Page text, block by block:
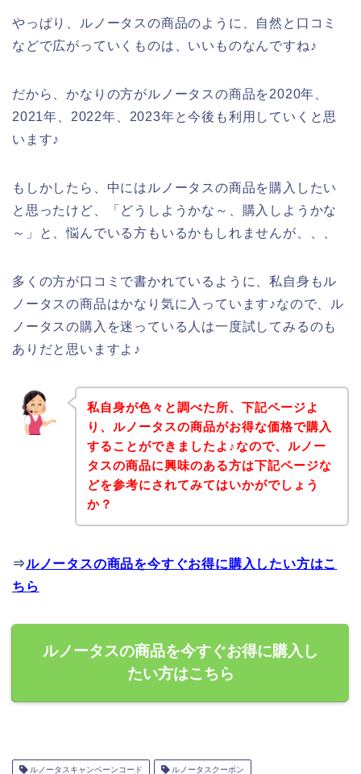
やっぱり、ルノータスの商品のように、自然と口コミ
などで広がっていくものは、いいものなんですね♪
だから、かなりの方がルノータスの商品を2020年、
2021年、2022年、2023年と今後も利用していくと思
います♪
もしかしたら、中にはルノータスの商品を購入したい
と思ったけど、「どうしようかな～、購入しようかな
～」と、悩んでいる方もいるかもしれませんが、、、
多くの方が口コミで書かれているように、私自身もル
ノータスの商品はかなり気に入っています♪なので、ル
ノータスの購入を迷っている人は一度試してみるのも
ありだと思いますよ♪
私自身が色々と調べた所、下記ページよ
り、ルノータスの商品がお得な価格で購入
することができましたよ♪なので、ルノー
タスの商品に興味のある方は下記ページな
どを参考にされてみてはいかがでしょう
か？
⇒ルノータスの商品を今すぐお得に購入したい方はこ
ちら
ルノータスの商品を今すぐお得に購入し
たい方はこちら
ルノータスキャンペーンコード ルノータスクーポン